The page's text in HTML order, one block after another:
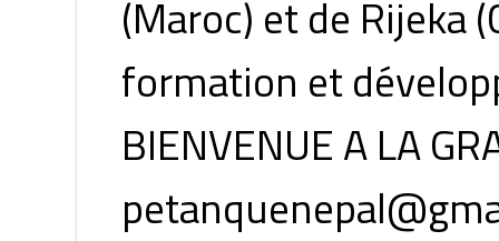
(Maroc) et de Rijeka
formation et
BIENVENUE A LA